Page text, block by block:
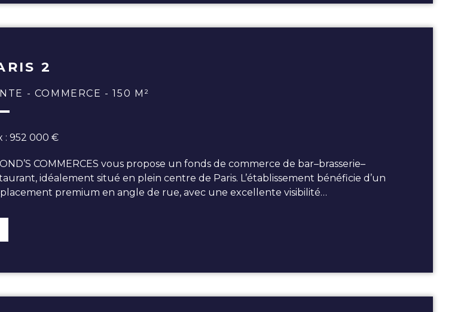
2
- COMMERCE - 150 M²
: 952 000 €
COMMERCES vous propose un fonds de commerce de bar–brasserie–
idéalement situé en plein centre de Paris. L’établissement bénéficie d’un
premium en angle de rue, avec une excellente visibilité…